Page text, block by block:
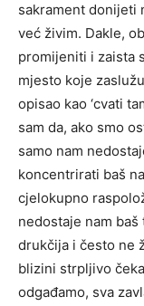
sakrament donijeti
već živim. Dakle,
promijeniti i zaista
mjesto koje
opisao kao ‘cvati
sam da, ako smo
samo nam
koncentrirati baš
cjelokupno
nedostaje nam
drukčija i često ne
blizini strpljivo
odgađamo, sva